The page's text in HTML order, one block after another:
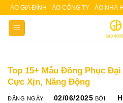
Skip
content
ÁO GIA ĐÌNH ÁO CÔNG TY ÁO NHÀ
Top 15+ Mẫu Đồng Phục
Cực Xịn, Năng Động
ĐĂNG NGÀY 02/06/2025 BỞI